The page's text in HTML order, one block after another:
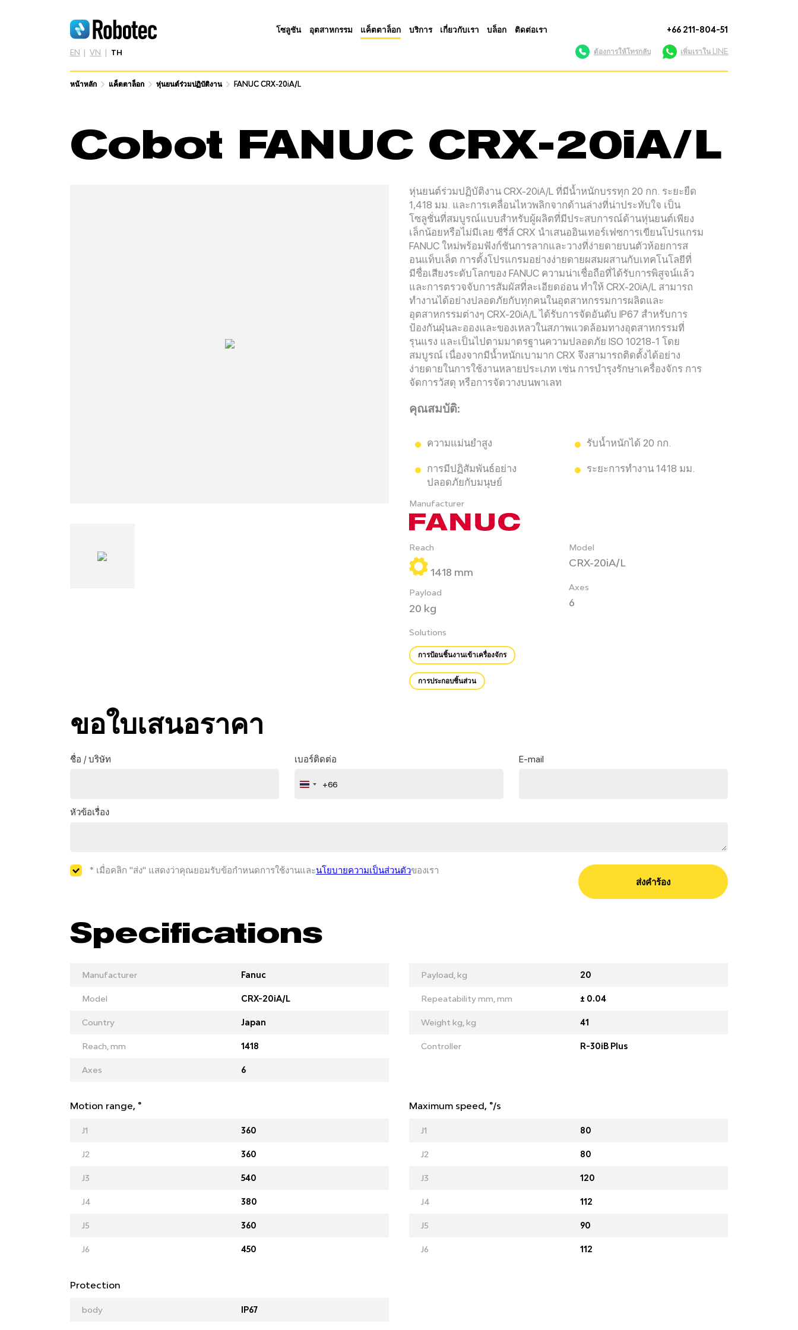
EN VN TH
โซลูชัน อุตสาหกรรม แค็ตตาล็อก บริการ เกี่ยวกับเรา บล็อก ติดต่อเรา +66 211-804-51
ต้องการให้โทรกลับ เพิ่มเราใน LINE
หน้าหลัก แค็ตตาล็อก หุ่นยนต์ร่วมปฏิบัติงาน FANUC CRX-20iA/L
หน้าหลัก แค็ตตาล็อก หุ่นยนต์ร่วมปฏิบัติงาน FANUC CRX-20iA/L
Cobot FANUC CRX-20iA/L
หุ่นยนต์ร่วมปฏิบัติงาน CRX-20iA/L ที่มีน้ำหนักบรรทุก 20 กก. ระยะยืด
1,418 มม. และการเคลื่อนไหวพลิกจากด้านล่างที่น่าประทับใจ เป็น
โซลูชั่นที่สมบูรณ์แบบสำหรับผู้ผลิตที่มีประสบการณ์ด้านหุ่นยนต์เพียง
เล็กน้อยหรือไม่มีเลย ซีรี่ส์ CRX นำเสนออินเทอร์เฟซการเขียนโปรแกรม
FANUC ใหม่พร้อมฟังก์ชันการลากและวางที่ง่ายดายบนตัวห้อยการส
อนแท็บเล็ต การตั้งโปรแกรมอย่างง่ายดายผสมผสานกับเทคโนโลยีที่
มีชื่อเสียงระดับโลกของ FANUC ความน่าเชื่อถือที่ได้รับการพิสูจน์แล้ว
และการตรวจจับการสัมผัสที่ละเอียดอ่อน ทำให้ CRX-20iA/L สามารถ
ทำงานได้อย่างปลอดภัยกับทุกคนในอุตสาหกรรมการผลิตและ
อุตสาหกรรมต่างๆ CRX-20iA/L ได้รับการจัดอันดับ IP67 สำหรับการ
ป้องกันฝุ่นละอองและของเหลวในสภาพแวดล้อมทางอุตสาหกรรมที่
รุนแรง และเป็นไปตามมาตรฐานความปลอดภัย ISO 10218-1 โดย
สมบูรณ์ เนื่องจากมีน้ำหนักเบามาก CRX จึงสามารถติดตั้งได้อย่าง
ง่ายดายในการใช้งานหลายประเภท เช่น การบำรุงรักษาเครื่องจักร การ
จัดการวัสดุ หรือการจัดวางบนพาเลท
คุณสมบัติ:
ความแม่นยำสูง
การมีปฏิสัมพันธ์อย่าง
ปลอดภัยกับมนุษย์
รับน้ำหนักได้ 20 กก.
ระยะการทำงาน 1418 มม.
Manufacturer
Reach
1418 mm
Payload
20 kg
Model
CRX-20iA/L
Axes
6
Solutions
การป้อนชิ้นงานเข้าเครื่องจักร
การประกอบชิ้นส่วน
ขอใบเสนอราคา
ชื่อ / บริษัท เบอร์ติดต่อ
Thailand
+66
E-mail
หัวข้อเรื่อง
* เมื่อคลิก "ส่ง" แสดงว่าคุณยอมรับข้อกำหนดการใช้งานและนโยบายความเป็นส่วนตัวของเรา
ส่งคำร้อง
Specifications
Manufacturer Fanuc
Model CRX-20iA/L
Country Japan
Reach, mm 1418
Axes 6
Payload, kg 20
Repeatability mm, mm ± 0.04
Weight kg, kg 41
Controller R-30iB Plus
Motion range, °
J1 360
J2 360
J3 540
J4 380
J5 360
J6 450
Maximum speed, °/s
J1 80
J2 80
J3 120
J4 112
J5 90
J6 112
Protection
body IP67